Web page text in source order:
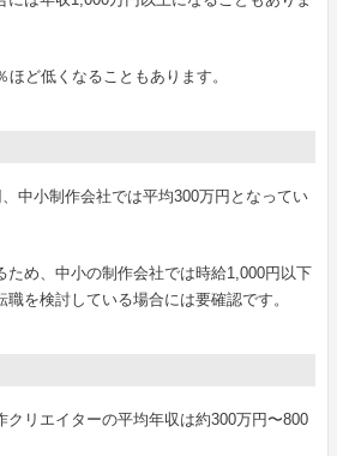
ど低くなることもあります。
中小制作会社では平均300万円となってい
ため、中小の制作会社では時給1,000円以下
を検討している場合には要確認です。
クリエイターの平均年収は約300万円〜800